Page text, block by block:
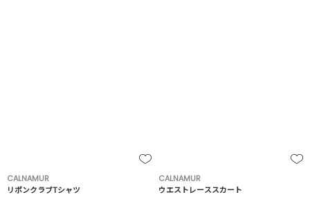
CALNAMUR
リボンクラブTシャツ
CALNAMUR
ウエストレーススカート